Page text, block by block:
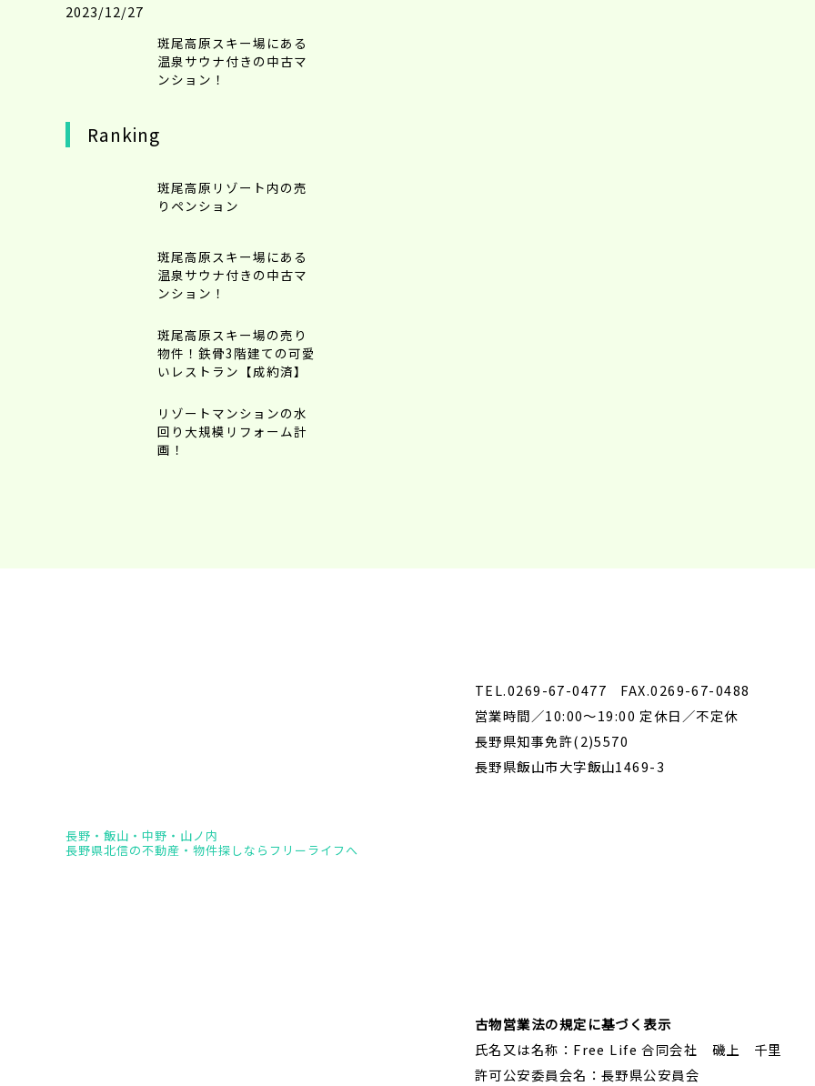
2023/12/27
斑尾高原スキー場にある
温泉サウナ付きの中古マ
ンション！
Ranking
斑尾高原リゾート内の売
りペンション
斑尾高原スキー場にある
温泉サウナ付きの中古マ
ンション！
斑尾高原スキー場の売り
物件！鉄骨3階建ての可愛
いレストラン【成約済】
リゾートマンションの水
回り大規模リフォーム計
画！
長野・飯山・中野・山ノ内
長野県北信の不動産・物件探しならフリーライフへ
TEL.0269-67-0477 FAX.0269-67-0488
営業時間／10:00～19:00 定休日／不定休
長野県知事免許(2)5570
長野県飯山市大字飯山1469-3
古物営業法の規定に基づく表示
氏名又は名称：Free Life 合同会社 磯上 千里
許可公安委員会名：長野県公安員会